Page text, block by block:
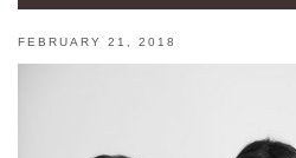
FEBRUARY 21, 2018